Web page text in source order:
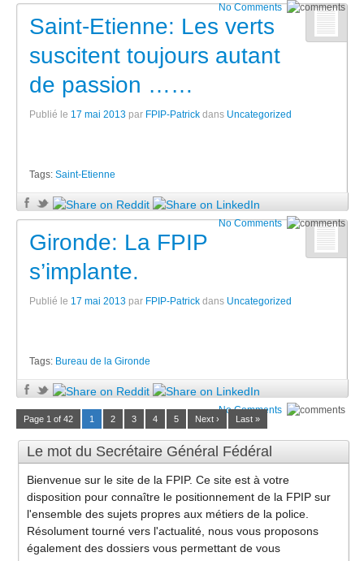
No Comments
Saint-Etienne: Les verts
suscitent toujours autant
de passion ……
Publié le 17 mai 2013 par FPIP-Patrick dans Uncategorized
Tags: Saint-Etienne
No Comments
Gironde: La FPIP
s’implante.
Publié le 17 mai 2013 par FPIP-Patrick dans Uncategorized
Tags: Bureau de la Gironde
No Comments
Page 1 of 42 1 2 3 4 5 Next › Last »
Le mot du Secrétaire Général Fédéral
Bienvenue sur le site de la FPIP. Ce site est à votre
disposition pour connaître le positionnement de la FPIP sur
l'ensemble des sujets propres aux métiers de la police.
Résolument tourné vers l'actualité, nous vous proposons
également des dossiers vous permettant de vous